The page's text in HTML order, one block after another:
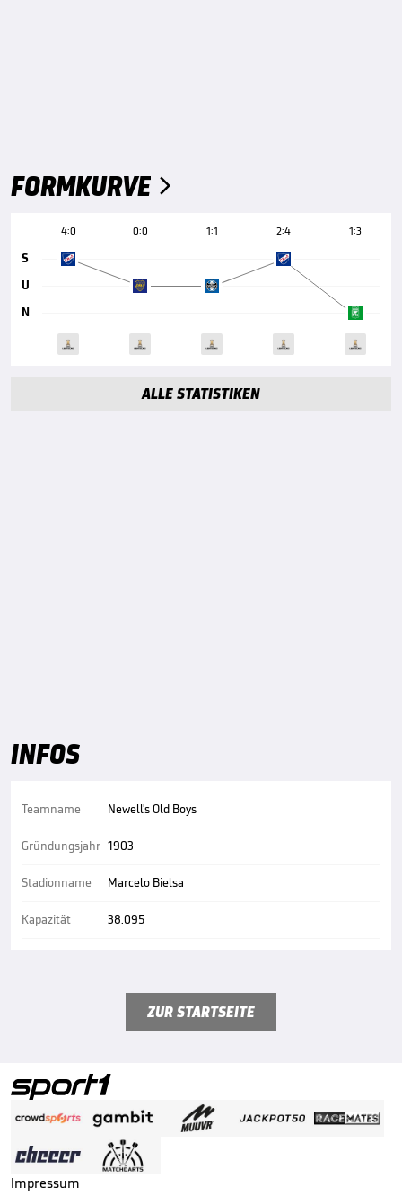
FORMKURVE 
4:0 0:0 1:1 2:4 1:3
S
U
N
ALLE STATISTIKEN
INFOS
Teamname
Gründungsjahr
Stadionname
Kapazität
Newell's Old Boys
1903
Marcelo Bielsa
38.095
ZUR STARTSEITE
Impressum